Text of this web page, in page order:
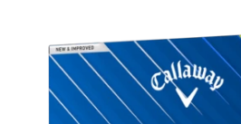
Golfové hole